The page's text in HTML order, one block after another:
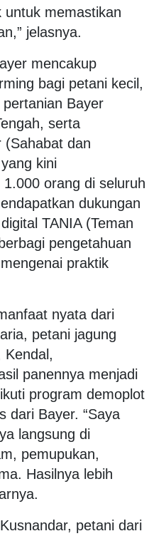
untuk memastikan
jelasnya.
mencakup
bagi petani kecil,
Bayer
serta
(Sahabat dan
kini
orang di seluruh
dukungan
TANIA (Teman
pengetahuan
praktik
nyata dari
petani jagung
Kendal,
panennya menjadi
program demoplot
dari Bayer. “Saya
langsung di
pemupukan,
Hasilnya lebih
petani dari